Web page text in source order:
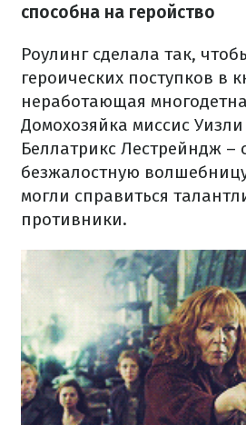
способна на геройство
Роулинг сделала так,
героических поступков в
неработающая
Домохозяйка миссис
Беллатрикс Лестрейндж –
безжалостную
могли справиться
противники.